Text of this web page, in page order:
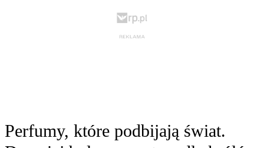
Perfumy, które podbijają świat.